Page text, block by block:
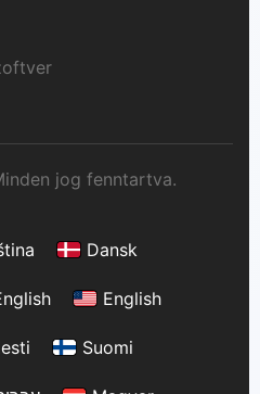
jog fenntartva.
Dansk
English
Suomi